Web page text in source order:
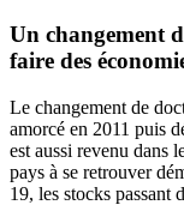
Un changement
faire des
Le changement de
amorcé en 2011 puis
est aussi revenu dans
pays à se retrouver
19, les stocks passant